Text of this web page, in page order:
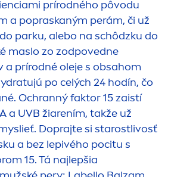
prírodného pôvodu
a popraskaným perám, či už
parku, alebo na schôdzku do
maslo zo zodpovedne
a prírodné oleje s obsahom
tujú po celých 24 hodín, čo
Ochranný faktor 15 zaistí
a UVB žiarením, takže už
Doprajte si starostlivosť
a bez lepivého pocitu s
15. Tá najlepšia